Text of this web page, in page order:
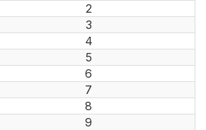
2
3
4
5
6
7
8
9